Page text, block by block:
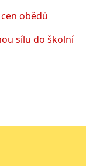
obědů
sílu do školní